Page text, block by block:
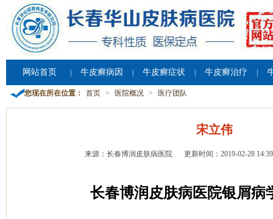
网站首页 牛皮癣病因 牛皮癣症状 牛皮癣治疗
您现在所在位置： 首页 > 医院概况 > 医疗团队
宋立伟
来源：长春博润皮肤病医院 更新时间：2019-02-28
长春博润皮肤病医院银屑病